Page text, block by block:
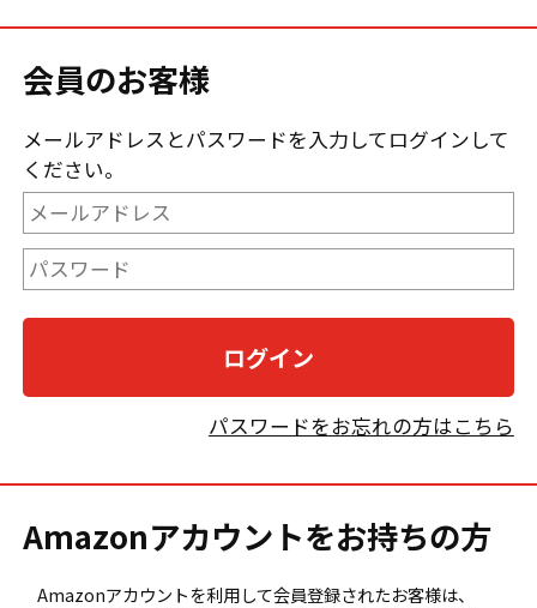
会員のお客様
メールアドレスとパスワードを入力してログインして
ください。
パスワードをお忘れの方はこちら
Amazonアカウントをお持ちの方
Amazonアカウントを利用して会員登録されたお客様は、